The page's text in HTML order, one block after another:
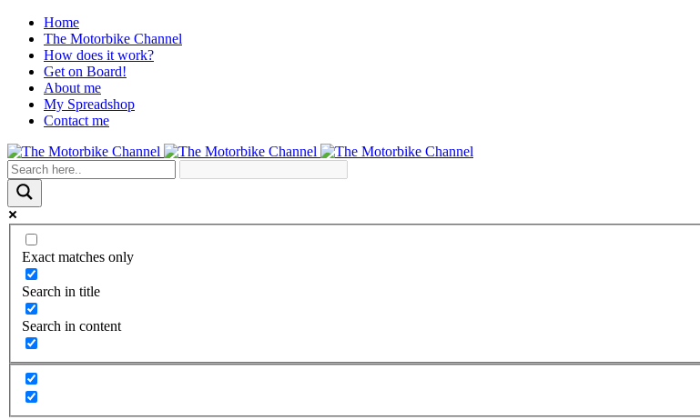
Home
The Motorbike Channel
How does it work?
Get on Board!
About me
My Spreadshop
Contact me
Exact matches only
Search in title
Search in content